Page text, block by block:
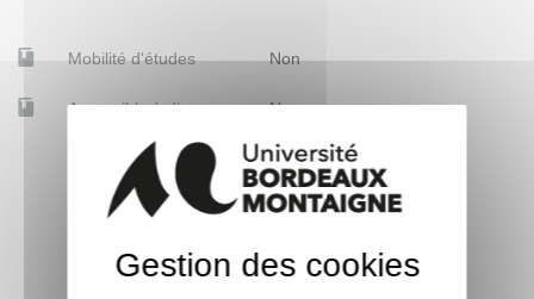
Mobilité d'études Non
Accessible à distance Non
Gestion des cookies